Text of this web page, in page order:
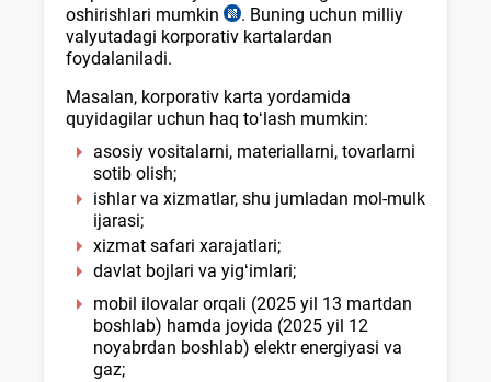
oshirishlari mumkin
Nizom
19-
y.
AV
roʻyхat
3294-
son
. Buning uchun milliy
valyutadagi korporativ kartalardan
foydalaniladi.
Masalan, korporativ karta yordamida
quyidagilar uchun haq toʻlash mumkin:
asosiy vositalarni, materiallarni, tovarlarni
sotib olish;
ishlar va хizmatlar, shu jumladan mol-mulk
ijarasi;
хizmat safari хarajatlari;
davlat bojlari va yigʻimlari;
mobil ilovalar orqali (2025 yil 13 martdan
boshlab) hamda joyida (2025 yil 12
noyabrdan boshlab) elektr energiyasi va
gaz;